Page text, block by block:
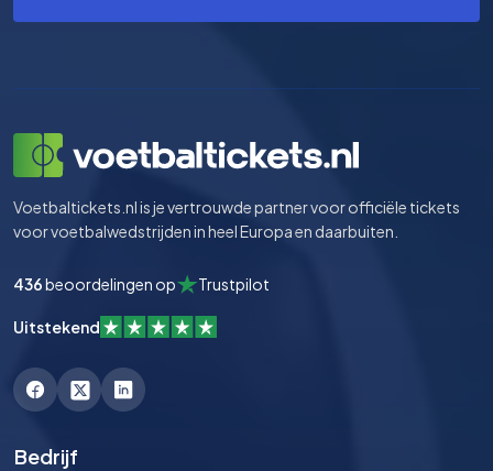
Voetbaltickets.nl is je vertrouwde partner voor officiële tickets
voor voetbalwedstrijden in heel Europa en daarbuiten.
436beoordelingen op Trustpilot
Uitstekend
Bedrijf